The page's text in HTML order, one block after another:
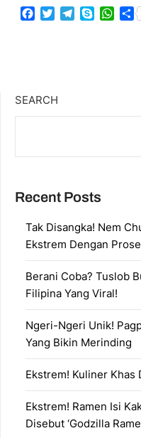
Facebook
TwitterTelegram
Skype
SEARCH
Recent Posts
Tak Disangka! Nem
Ekstrem Dengan
Berani Coba? Tuslob
Filipina Yang Viral!
Ngeri-Ngeri Unik!
Yang Bikin Merinding
Ekstrem! Kuliner Khas
Ekstrem! Ramen Isi
Disebut ‘Godzilla